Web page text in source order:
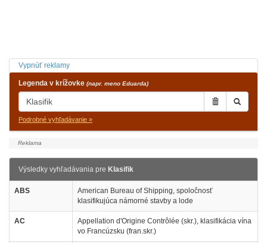
Vypnúť reklamy
Legenda v krížovke (napr. meno Eduarda)
Podrobné vyhľadávanie »
Výsledky vyhľadávania pre Klasifik
ABS
American Bureau of Shipping, spoločnosť
klasifikujúca námorné stavby a lode
AC
Appellation d'Origine Contrôlée (skr.), klasifikácia vína
vo Francúzsku (fran.skr.)